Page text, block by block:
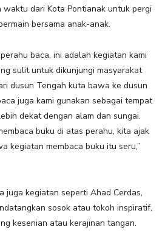
dari Kota Pontianak untuk pergi
bersama anak-anak.
baca, ini adalah kegiatan kami
sulit untuk dikunjungi masyarakat
dusun Tengah kuta bawa ke dusun
juga kami gunakan sebagai tempat
dekat dengan alam dan sungai.
buku di atas perahu, kita ajak
kegiatan membaca buku itu seru,”
juga kegiatan seperti Ahad Cerdas,
sosok atau tokoh inspiratif,
kesenian atau kerajinan tangan.